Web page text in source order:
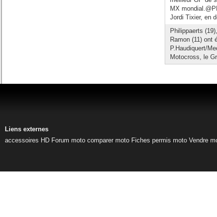
MX
Jordi Tixier, en
Philippaerts
Ramon (11) ont
P.Haudiquert/
Motocross, le
Liens externes
accessoires HD Forum moto comparer moto Fiches permis moto Vendre